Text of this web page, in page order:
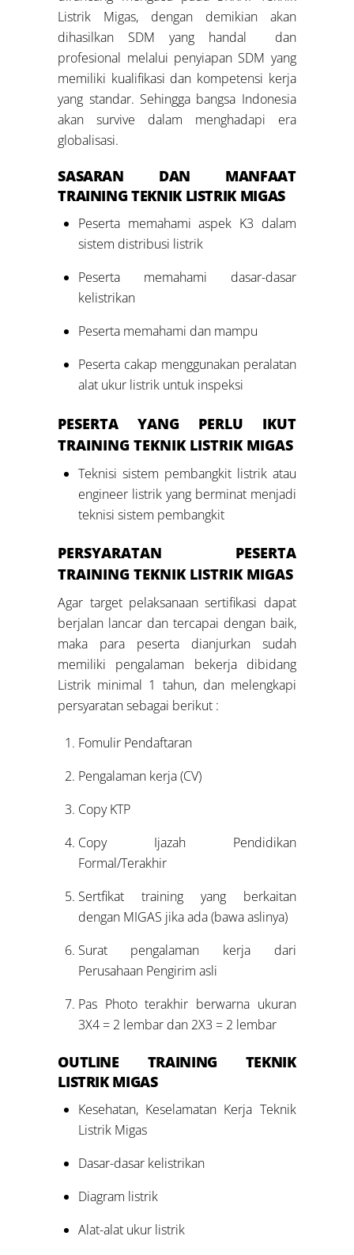
Listrik Migas, dengan demikian akan
dihasilkan SDM yang handal dan
profesional melalui penyiapan SDM yang
memiliki kualifikasi dan kompetensi kerja
yang standar. Sehingga bangsa Indonesia
akan survive dalam menghadapi era
globalisasi.
SASARAN DAN MANFAAT
TRAINING TEKNIK LISTRIK MIGAS
Peserta memahami aspek K3 dalam
sistem distribusi listrik
Peserta memahami dasar-dasar
kelistrikan
Peserta memahami dan mampu
Peserta cakap menggunakan peralatan
alat ukur listrik untuk inspeksi
PESERTA YANG PERLU IKUT
TRAINING TEKNIK LISTRIK MIGAS
Teknisi sistem pembangkit listrik atau
engineer listrik yang berminat menjadi
teknisi sistem pembangkit
PERSYARATAN PESERTA
TRAINING TEKNIK LISTRIK MIGAS
Agar target pelaksanaan sertifikasi dapat
berjalan lancar dan tercapai dengan baik,
maka para peserta dianjurkan sudah
memiliki pengalaman bekerja dibidang
Listrik minimal 1 tahun, dan melengkapi
persyaratan sebagai berikut :
Fomulir Pendaftaran
Pengalaman kerja (CV)
Copy KTP
Copy Ijazah Pendidikan
Formal/Terakhir
Sertfikat training yang berkaitan
dengan MIGAS jika ada (bawa aslinya)
Surat pengalaman kerja dari
Perusahaan Pengirim asli
Pas Photo terakhir berwarna ukuran
3X4 = 2 lembar dan 2X3 = 2 lembar
OUTLINE TRAINING TEKNIK
LISTRIK MIGAS
Kesehatan, Keselamatan Kerja Teknik
Listrik Migas
Dasar-dasar kelistrikan
Diagram listrik
Alat-alat ukur listrik